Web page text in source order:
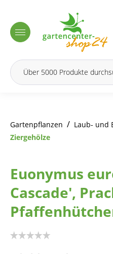
Gartenpflanzen / Laub- und
Ziergehölze
Euonymus
Cascade',